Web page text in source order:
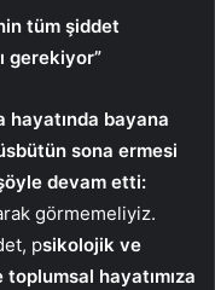
tüm şiddet
gerekiyor”
hayatında bayana
sona ermesi
devam etti:
görmemeliyiz.
psikolojik ve
hayatımıza